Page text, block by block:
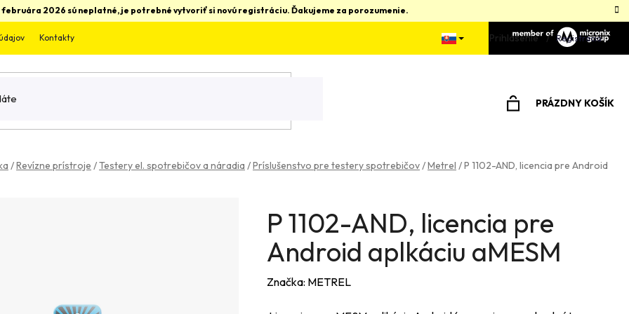
2026 sú neplatné, je potrebné vytvoriť si novú registráciu. Ďakujeme za porozumenie.
Kontakty Prihlásenie Registrácia
PRÁZDNY KOŠÍK
/Revízne prístroje /Testery el. spotrebičov a náradia /Príslušenstvo pre testery spotrebičov/Metrel /P 1102-AND, licencia pre Android
P 1102-AND, licencia pre
Android aplkáciu aMESM
Značka: METREL